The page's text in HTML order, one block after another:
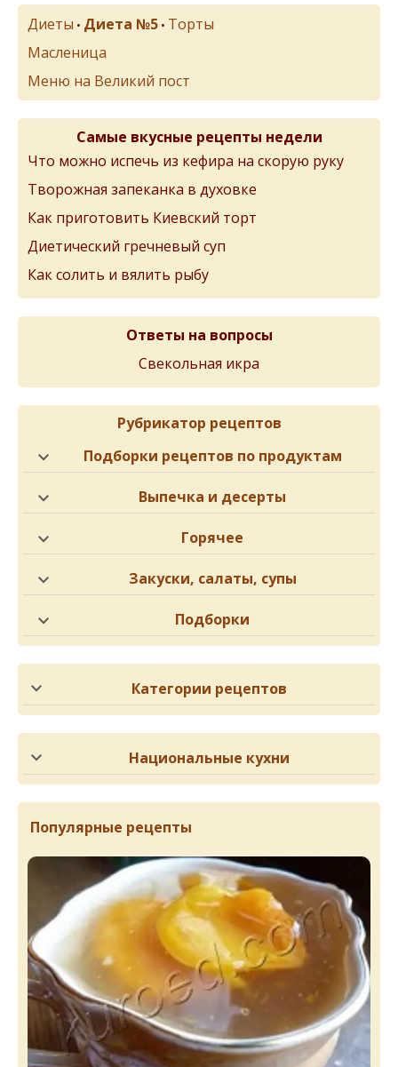
Диеты • Диета №5 • Торты
Масленица
Меню на Великий пост
Самые вкусные рецепты недели
Что можно испечь из кефира на скорую руку
Творожная запеканка в духовке
Как приготовить Киевский торт
Диетический гречневый суп
Как солить и вялить рыбу
Ответы на вопросы
Свекольная икра
Рубрикатор рецептов
Подборки рецептов по продуктам
Выпечка и десерты
Горячее
Закуски, салаты, супы
Подборки
Категории рецептов
Национальные кухни
Популярные рецепты